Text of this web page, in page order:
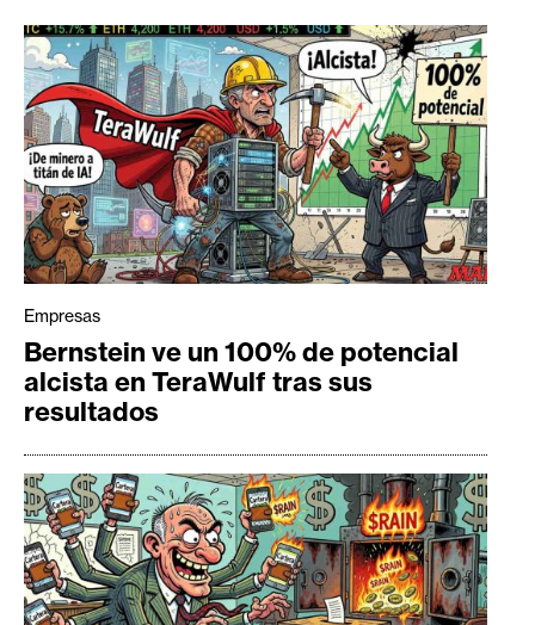
Empresas
Bernstein ve un 100% de potencial
alcista en TeraWulf tras sus
resultados